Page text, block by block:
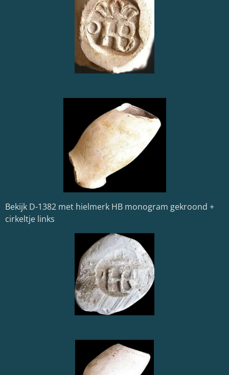
Bekijk D-1382 met hielmerk HB monogram gekroond +
cirkeltje links